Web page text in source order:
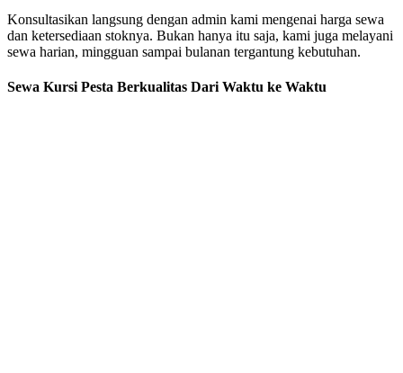
Konsultasikan langsung dengan admin kami mengenai harga sewa
dan ketersediaan stoknya. Bukan hanya itu saja, kami juga melayani
sewa harian, mingguan sampai bulanan tergantung kebutuhan.
Sewa Kursi Pesta Berkualitas Dari Waktu ke Waktu